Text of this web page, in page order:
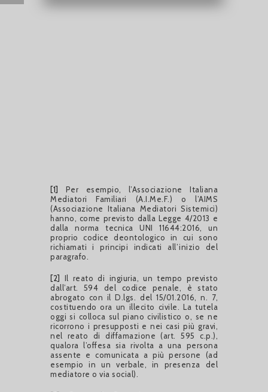
[1]
Per esempio, l’Associazione Italiana
Mediatori Familiari (A.I.Me.F.) o l’AIMS
(Associazione Italiana Mediatori Sistemici)
hanno, come previsto dalla Legge 4/2013 e
dalla norma tecnica UNI 11644:2016, un
proprio codice deontologico in cui sono
richiamati i principi indicati all’inizio del
paragrafo.
[2]
Il reato di ingiuria, un tempo previsto
dall’art. 594 del codice penale, è stato
abrogato con il D.lgs. del 15/01.2016, n. 7,
costituendo ora un illecito civile. La tutela
oggi si colloca sul piano civilistico o, se ne
ricorrono i presupposti e nei casi più gravi,
nel reato di diffamazione (art. 595 c.p.),
qualora l’offesa sia rivolta a una persona
assente e comunicata a più persone (ad
esempio in un verbale, in presenza del
mediatore o via social).